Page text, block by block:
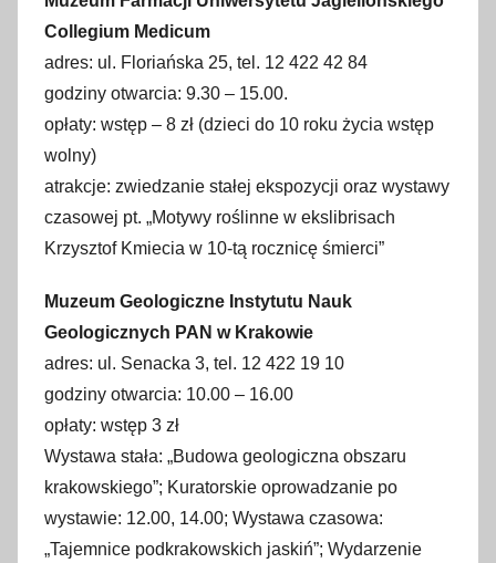
Collegium Medicum
adres: ul. Floriańska 25, tel. 12 422 42 84
godziny otwarcia: 9.30 – 15.00.
opłaty: wstęp – 8 zł (dzieci do 10 roku życia wstęp
wolny)
atrakcje: zwiedzanie stałej ekspozycji oraz wystawy
czasowej pt. „Motywy roślinne w ekslibrisach
Krzysztof Kmiecia w 10-tą rocznicę śmierci”
Muzeum Geologiczne Instytutu Nauk
Geologicznych PAN w Krakowie
adres: ul. Senacka 3, tel. 12 422 19 10
godziny otwarcia: 10.00 – 16.00
opłaty: wstęp 3 zł
Wystawa stała: „Budowa geologiczna obszaru
krakowskiego”; Kuratorskie oprowadzanie po
wystawie: 12.00, 14.00; Wystawa czasowa:
„Tajemnice podkrakowskich jaskiń”; Wydarzenie